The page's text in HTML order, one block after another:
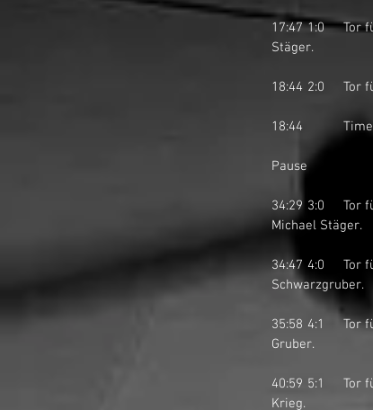
17:47	1:0	Tor für IHC March-Höfe Stars I durch Christophe Rüedi auf Pass von Fabio Vazsonyi und Michael
Stäger.
Pause
Michael Stäger.
34:47	4:0	Tor für IHC March-Höfe Stars I durch Fabio Vazsonyi auf Pass von Michael Stäger und Sebastian
Schwarzgruber.
35:58	4:1	Tor für HC Sidewinders Affoltern a.A. durch Armando Amoros Lozano auf Pass von Sebastian
Gruber.
40:59	5:1	Tor für IHC March-Höfe Stars I durch Dominik Ehrler auf Pass von Moreno Voneschen und Matthias
Krieg.